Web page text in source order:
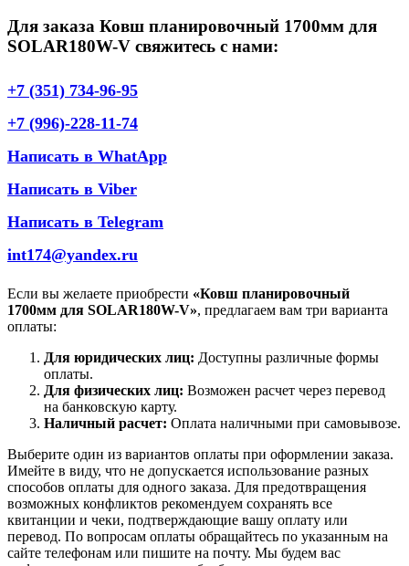
Для заказа Ковш планировочный 1700мм для
SOLAR180W-V свяжитесь с нами:
+7 (351) 734-96-95
+7 (996)-228-11-74
Написать в WhatApp
Написать в Viber
Написать в Telegram
int174@yandex.ru
Если вы желаете приобрести «Ковш планировочный
1700мм для SOLAR180W-V», предлагаем вам три варианта
оплаты:
Для юридических лиц: Доступны различные формы
оплаты.
Для физических лиц: Возможен расчет через перевод
на банковскую карту.
Наличный расчет: Оплата наличными при самовывозе.
Выберите один из вариантов оплаты при оформлении заказа.
Имейте в виду, что не допускается использование разных
способов оплаты для одного заказа. Для предотвращения
возможных конфликтов рекомендуем сохранять все
квитанции и чеки, подтверждающие вашу оплату или
перевод. По вопросам оплаты обращайтесь по указанным на
сайте телефонам или пишите на почту. Мы будем вас